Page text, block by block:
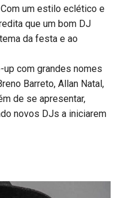
um estilo eclético e
que um bom DJ
da festa e ao
up com grandes nomes
Barreto, Allan Natal,
de se apresentar,
novos DJs a iniciarem